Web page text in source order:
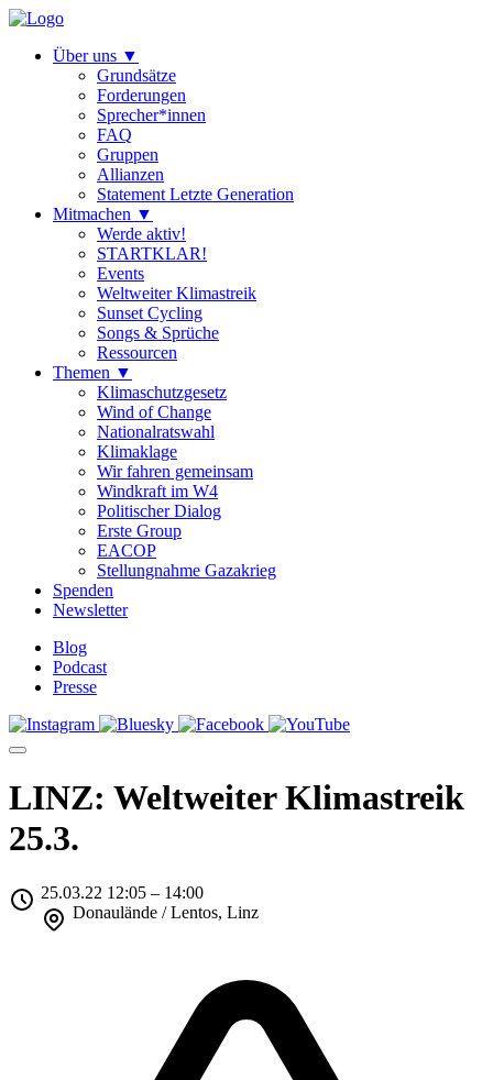
Über uns ▼
Grundsätze
Forderungen
Sprecher*innen
FAQ
Gruppen
Allianzen
Statement Letzte Generation
Mitmachen ▼
Werde aktiv!
STARTKLAR!
Events
Weltweiter Klimastreik
Sunset Cycling
Songs & Sprüche
Ressourcen
Themen ▼
Klimaschutzgesetz
Wind of Change
Nationalratswahl
Klimaklage
Wir fahren gemeinsam
Windkraft im W4
Politischer Dialog
Erste Group
EACOP
Stellungnahme Gazakrieg
Spenden
Newsletter
Blog
Podcast
Presse
LINZ: Weltweiter Klimastreik
25.3.
25.03.22 12:05 – 14:00
Donaulände / Lentos, Linz